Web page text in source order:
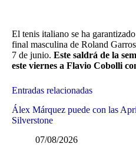
El tenis italiano se ha
final masculina de Roland
7 de junio. Este saldrá de la
este viernes a Flavio Cobolli
Entradas relacionadas
Álex Márquez puede con las
Silverstone
07/08/2026